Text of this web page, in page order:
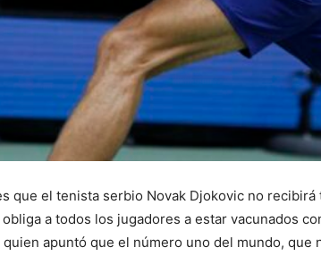
el tenista serbio Novak Djokovic no
a todos los jugadores a estar vacunados
apuntó que el número uno del mundo, que